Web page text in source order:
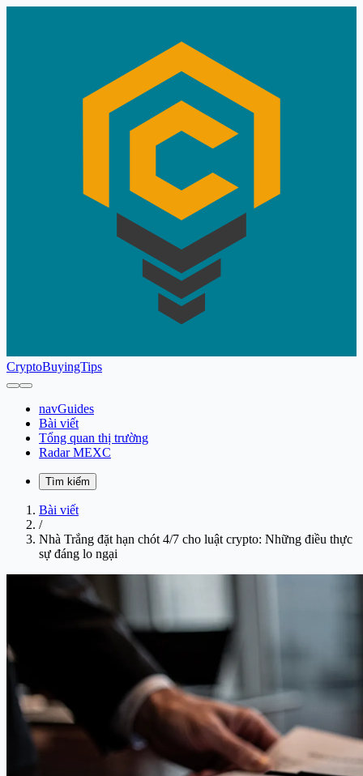
CryptoBuyingTips
navGuides
Bài viết
Tổng quan thị trường
Radar MEXC
Tìm kiếm
Bài viết
/
Nhà Trắng đặt hạn chót 4/7 cho luật crypto: Những điều thực
sự đáng lo ngại